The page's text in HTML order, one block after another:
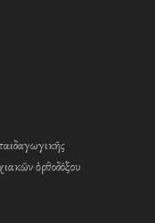
ὀρθοδόξου